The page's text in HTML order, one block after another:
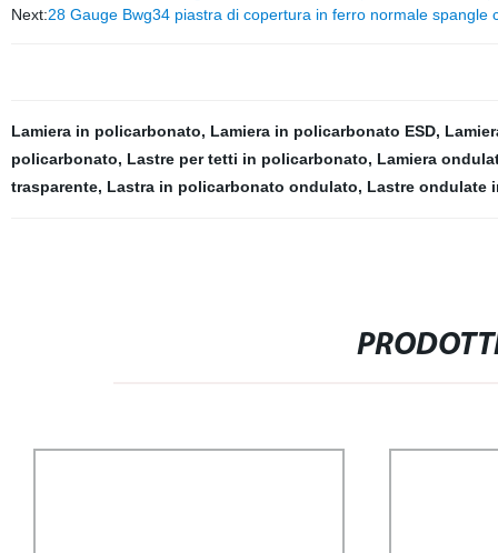
Next:28 Gauge Bwg34 piastra di copertura in ferro normale
Lamiera in policarbonato, Lamiera in policarbonato ESD,
policarbonato, Lastre per tetti in policarbonato, Lamiera
trasparente, Lastra in policarbonato ondulato, Lastre ondulate